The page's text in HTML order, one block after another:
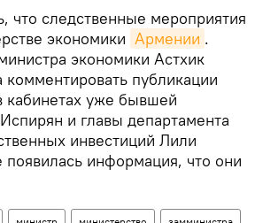
что следственные мероприятия
экономики Армении .
экономики Астхик
комментировать публикации
уже бывшей
и главы департамента
инвестиций Лили
информация, что они